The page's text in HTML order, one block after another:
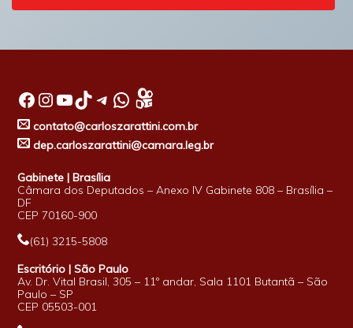
Facebook InstagramYoutube TikTok Telegram WhatsApp
contato@carloszarattini.com.br
dep.carloszarattini@camara.leg.br
Gabinete | Brasília
Câmara dos Deputados – Anexo IV Gabinete 808 – Brasília –
DF
CEP 70160-900
(61) 3215-5808
Escritório | São Paulo
Av. Dr. Vital Brasil, 305 – 11º andar, Sala 1101 Butantã – São
Paulo – SP
CEP 05503-001